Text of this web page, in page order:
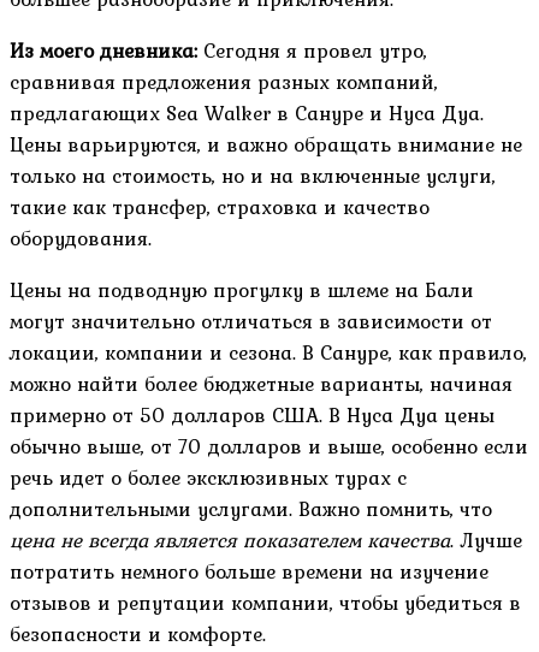
Из моего дневника: Сегодня я провел утро,
сравнивая предложения разных компаний,
предлагающих Sea Walker в Сануре и Нуса Дуа.
Цены варьируются, и важно обращать внимание не
только на стоимость, но и на включенные услуги,
такие как трансфер, страховка и качество
оборудования.
Цены на подводную прогулку в шлеме на Бали
могут значительно отличаться в зависимости от
локации, компании и сезона. В Сануре, как правило,
можно найти более бюджетные варианты, начиная
примерно от 50 долларов США. В Нуса Дуа цены
обычно выше, от 70 долларов и выше, особенно если
речь идет о более эксклюзивных турах с
дополнительными услугами. Важно помнить, что
цена не всегда является показателем качества. Лучше
потратить немного больше времени на изучение
отзывов и репутации компании, чтобы убедиться в
безопасности и комфорте.